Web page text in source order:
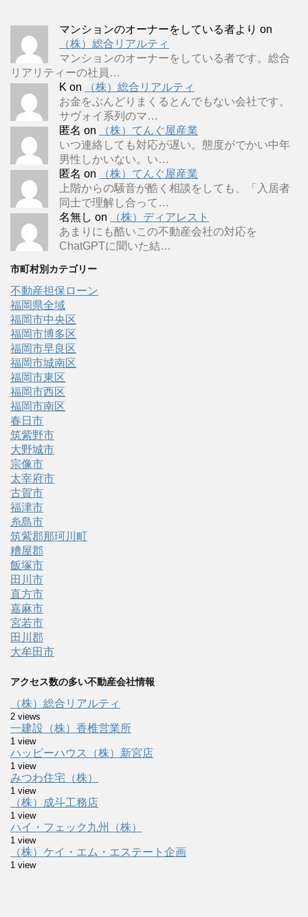
マンションのオーナーをしている者より on
（株）総合リアルティ
マンションのオーナーをしている者です。総合
リアリティーの社員…
K on
（株）総合リアルティ
お金をぶんどりまくるとんでもない会社です。
サヴォイ系列のマ…
匿名 on
（株）てんぐ屋産業
いつ連絡しても対応が遅い。態度がでかい中年
男性しかいない。い…
匿名 on
（株）てんぐ屋産業
上階からの騒音が酷く相談をしても、「入居者
同士で理解し合って…
名無し on
（株）ディアレスト
あまりにも酷いこの不動産会社の対応を
ChatGPTに聞いた結…
市町村別カテゴリー
不動産担保ローン
福岡県全域
福岡市中央区
福岡市博多区
福岡市早良区
福岡市城南区
福岡市東区
福岡市西区
福岡市南区
春日市
筑紫野市
大野城市
宗像市
太宰府市
古賀市
福津市
糸島市
筑紫郡那珂川町
糟屋郡
飯塚市
田川市
直方市
嘉麻市
宮若市
田川郡
大牟田市
アクセス数の多い不動産会社情報
（株）総合リアルティ
2 views
一建設（株）香椎営業所
1 view
ハッピーハウス（株）新宮店
1 view
みつわ住宅（株）
1 view
（株）成斗工務店
1 view
ハイ・フェック九州（株）
1 view
（株）ケイ・エム・エステート企画
1 view